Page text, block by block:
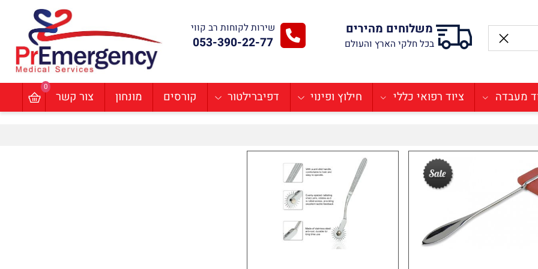
משלוחים מהירים
בכל חלקי הארץ והעולם
שירות לקוחות רב קווי
053-390-22-77
0
ציוד רפואי כללי חילוץ ופינוי דפיברילטור קורסים מונחון צור קשר